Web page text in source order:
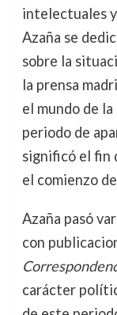
intelectuales
Azaña se
sobre la
la prensa
el mundo de
periodo de
significó el fin
el comienzo
Azaña pasó
con
carácter